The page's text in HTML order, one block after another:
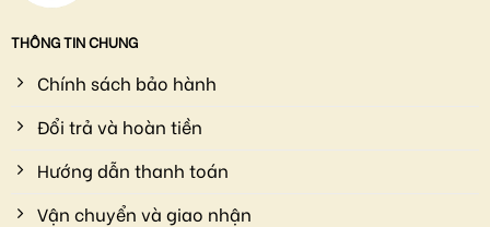
THÔNG TIN CHUNG
Chính sách bảo hành
Đổi trả và hoàn tiền
Hướng dẫn thanh toán
Vận chuyển và giao nhận